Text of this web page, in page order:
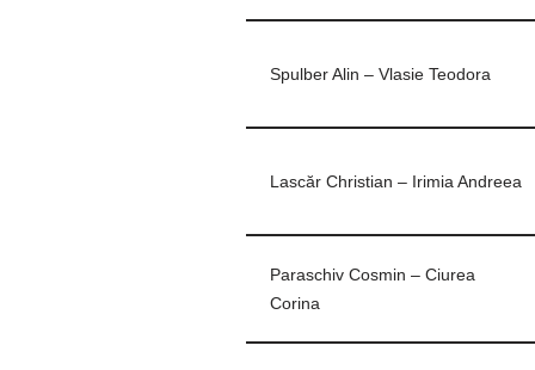
Spulber Alin – Vlasie Teodora
Lascăr Christian – Irimia Andreea
Paraschiv Cosmin – Ciurea
Corina